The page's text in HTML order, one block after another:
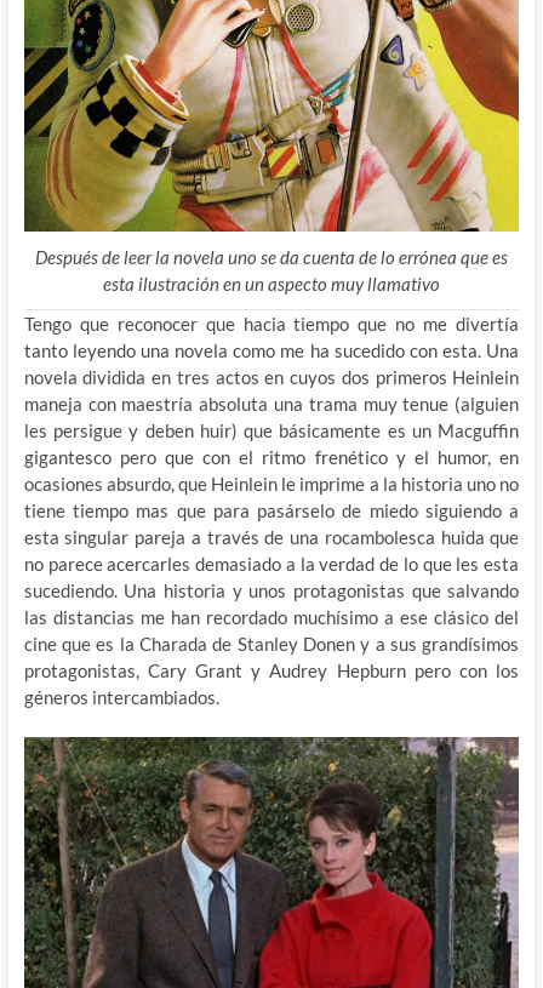
Después de leer la novela uno se da cuenta de lo errónea que es
esta ilustración en un aspecto muy llamativo
Tengo que reconocer que hacia tiempo que no me divertía
tanto leyendo una novela como me ha sucedido con esta. Una
novela dividida en tres actos en cuyos dos primeros Heinlein
maneja con maestría absoluta una trama muy tenue (alguien
les persigue y deben huir) que básicamente es un Macguffin
gigantesco pero que con el ritmo frenético y el humor, en
ocasiones absurdo, que Heinlein le imprime a la historia uno no
tiene tiempo mas que para pasárselo de miedo siguiendo a
esta singular pareja a través de una rocambolesca huida que
no parece acercarles demasiado a la verdad de lo que les esta
sucediendo. Una historia y unos protagonistas que salvando
las distancias me han recordado muchísimo a ese clásico del
cine que es la Charada de Stanley Donen y a sus grandísimos
protagonistas, Cary Grant y Audrey Hepburn pero con los
géneros intercambiados.